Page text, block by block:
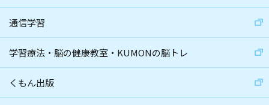
通信学習
学習療法・脳の健康教室・KUMONの脳トレ
くもん出版